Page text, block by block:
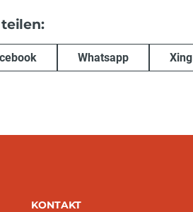
Whatsapp Xing
KONTAKT